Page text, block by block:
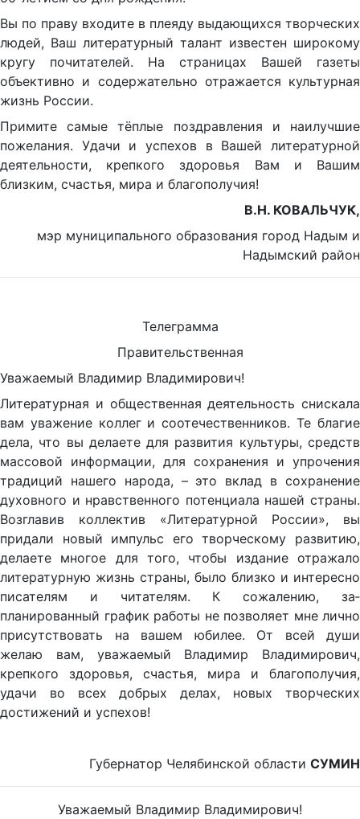
Вы по праву входите в плеяду выдающихся творческих
людей, Ваш литературный талант известен широкому
кругу почитателей. На страницах Вашей газеты
объективно и содержательно отражается культурная
жизнь России.
Примите самые тёплые поздравления и наилучшие
пожелания. Удачи и успехов в Вашей литературной
деятельности, крепкого здоровья Вам и Вашим
близким, счастья, мира и благополучия!
В.Н. КОВАЛЬЧУК,
мэр муниципального образования город Надым и
Надымский район
Телеграмма
Правительственная
Уважаемый Владимир Владимирович!
Литературная и общественная деятельность снискала
вам уважение коллег и соотечественников. Те благие
дела, что вы делаете для развития культуры, средств
массовой информации, для сохранения и упрочения
традиций нашего народа, – это вклад в сохранение
духовного и нравственного потенциала нашей страны.
Возглавив коллектив «Литературной России», вы
придали новый импульс его творческому развитию,
делаете многое для того, чтобы издание отражало
литературную жизнь страны, было близко и интересно
писателям и читателям. К сожалению, за­
планированный график работы не позволяет мне лично
присутствовать на вашем юбилее. От всей души
желаю вам, уважаемый Владимир Владимирович,
крепкого здоровья, счастья, мира и благополучия,
удачи во всех добрых делах, новых творческих
достижений и успехов!
Губернатор Челябинской области СУМИН
Уважаемый Владимир Владимирович!